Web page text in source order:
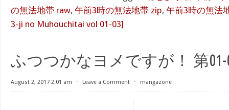
の無法地帯 raw, 午前3時の無法地帯 zip, 午前3時の無法
3-ji no Muhouchitai vol 01-03]
ふつつかなヨメですが！ 第01-
August 2, 2017 2:01 am ⋅ Leave a Comment ⋅ mangazone